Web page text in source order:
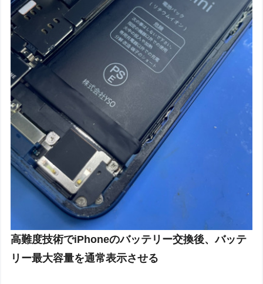
高難度技術でiPhoneのバッテリー交換後、バッテ
リー最大容量を通常表示させる